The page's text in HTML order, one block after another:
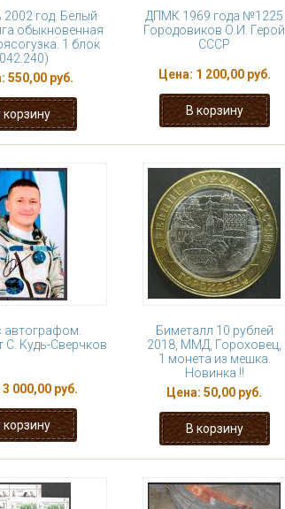
2002 год. Белый
обыкновенная
1 блок
550,00 руб.
ДПМК 1969 года №1225
Городовиков О.И. Герой
СССР
Цена: 1 200,00 руб.
автографом.
С. Кудь-Сверчков
3 000,00 руб.
Биметалл 10 рублей
2018, ММД, Гороховец,
1 монета из мешка.
Новинка !!
Цена: 50,00 руб.